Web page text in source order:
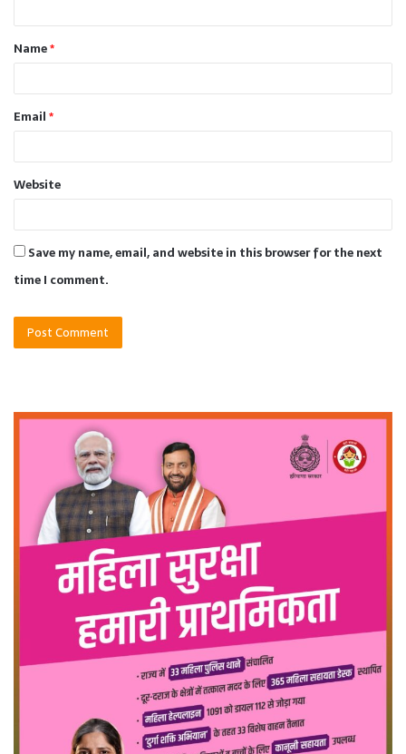
t
*Name*
Email*
Website
Save my name, email, and website in this browser for the next
time I comment.